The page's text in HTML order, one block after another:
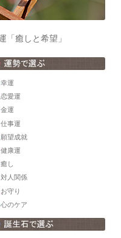
「癒しと希望」
幸運
恋愛運
金運
仕事運
願望成就
健康運
癒し
対人関係
お守り
心のケア